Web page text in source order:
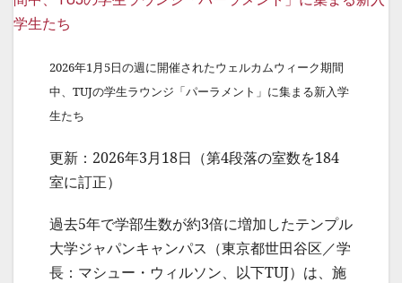
2026年1月5日の週に開催されたウェルカムウィーク期間
中、TUJの学生ラウンジ「パーラメント」に集まる新入学
生たち
更新：2026年3月18日（第4段落の室数を184
室に訂正）
過去5年で学部生数が約3倍に増加したテンプル
大学ジャパンキャンパス（東京都世田谷区／学
長：マシュー・ウィルソン、以下TUJ）は、施